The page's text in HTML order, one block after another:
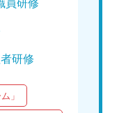
研修
」